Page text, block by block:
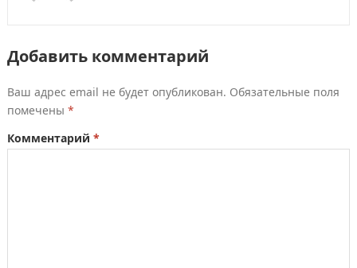
Добавить комментарий
Ваш адрес email не будет опубликован. Обязательные поля
помечены *
Комментарий *